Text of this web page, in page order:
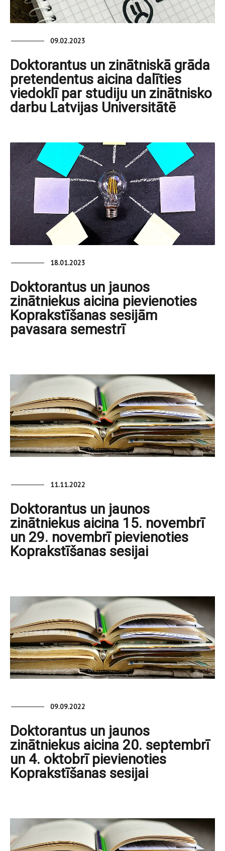
09.02.2023
Doktorantus un zinātniskā grāda
pretendentus aicina dalīties
viedoklī par studiju un zinātnisko
darbu Latvijas Universitātē
18.01.2023
Doktorantus un jaunos
zinātniekus aicina pievienoties
Koprakstīšanas sesijām
pavasara semestrī
11.11.2022
Doktorantus un jaunos
zinātniekus aicina 15. novembrī
un 29. novembrī pievienoties
Koprakstīšanas sesijai
09.09.2022
Doktorantus un jaunos
zinātniekus aicina 20. septembrī
un 4. oktobrī pievienoties
Koprakstīšanas sesijai